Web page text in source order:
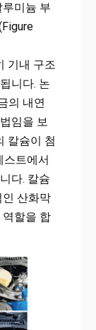
미늄 부
기내 구조
니다. 논
의 내연
임을 보
칼슘이 첨
스트에서
다. 칼슘
산화막
할을 합